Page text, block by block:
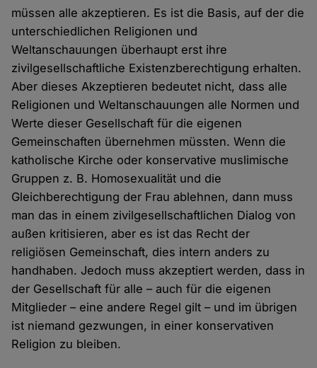
müssen alle akzeptieren. Es ist die Basis, auf der die
unterschiedlichen Religionen und
Weltanschauungen überhaupt erst ihre
zivilgesellschaftliche Existenzberechtigung erhalten.
Aber dieses Akzeptieren bedeutet nicht, dass alle
Religionen und Weltanschauungen alle Normen und
Werte dieser Gesellschaft für die eigenen
Gemeinschaften übernehmen müssten. Wenn die
katholische Kirche oder konservative muslimische
Gruppen z. B. Homosexualität und die
Gleichberechtigung der Frau ablehnen, dann muss
man das in einem zivilgesellschaftlichen Dialog von
außen kritisieren, aber es ist das Recht der
religiösen Gemeinschaft, dies intern anders zu
handhaben. Jedoch muss akzeptiert werden, dass in
der Gesellschaft für alle – auch für die eigenen
Mitglieder – eine andere Regel gilt – und im übrigen
ist niemand gezwungen, in einer konservativen
Religion zu bleiben.